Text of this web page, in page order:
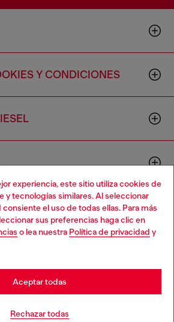
experiencia, este sitio utiliza cookies de
y tecnologías similares. Al seleccionar
el uso de todas ellas. Para más
sus preferencias haga clic en
o lea nuestra Política de privacidad y
Rechazar todas
Aceptar todas
Y CONDICIONES
SpA - Todos los derechos reservados -
compartas mi información personal